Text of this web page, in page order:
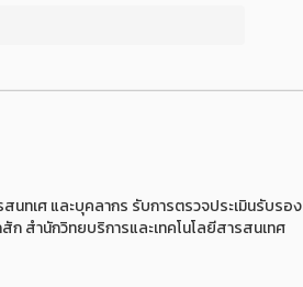
นทเศ และบุคลากร รับการตรวจประเมินรับรอง
สำนักวิทยบริการและเทคโนโลยีสารสนเทศ